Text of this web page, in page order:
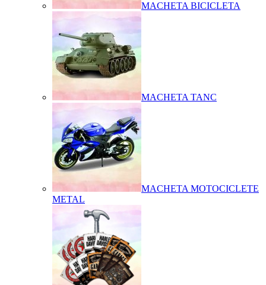
MACHETA BICICLETA
MACHETA TANC
MACHETA MOTOCICLETE
METAL